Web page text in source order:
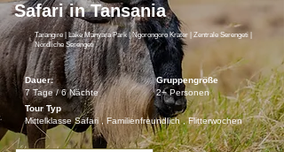
Safari in Tansania
Tarangire | Lake Manyara Park | Ngorongoro Krater | Zentrale Serengeti |
Nördliche Serengeti
Dauer:
7 Tage / 6 Nächte
Gruppengröße
2+ Personen
Tour Typ
Mittelklasse Safari , Familienfreundlich , Flitterwochen